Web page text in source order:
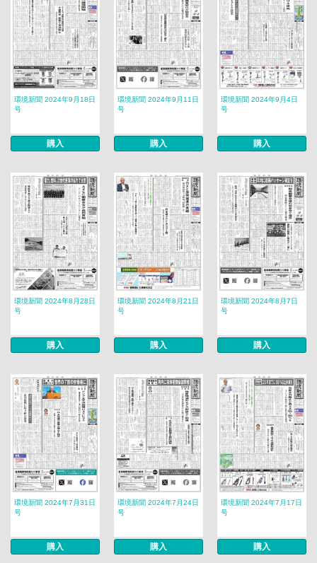
環境新聞 2024年9月18日
号
購入
環境新聞 2024年9月11日
号
購入
環境新聞 2024年9月4日
号
購入
環境新聞 2024年8月28日
号
購入
環境新聞 2024年8月21日
号
購入
環境新聞 2024年8月7日
号
購入
環境新聞 2024年7月31日
号
購入
環境新聞 2024年7月24日
号
購入
環境新聞 2024年7月17日
号
購入